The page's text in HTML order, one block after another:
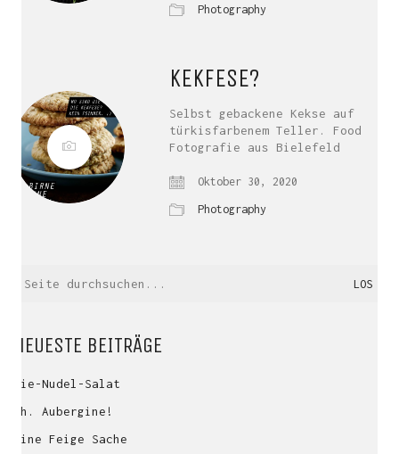
Photography
KEKFESE?
Selbst gebackene Kekse auf
türkisfarbenem Teller. Food
Fotografie aus Bielefeld
Oktober 30, 2020
Photography
nach:
NEUESTE BEITRÄGE
Mie-Nudel-Salat
Oh. Aubergine!
Eine Feige Sache